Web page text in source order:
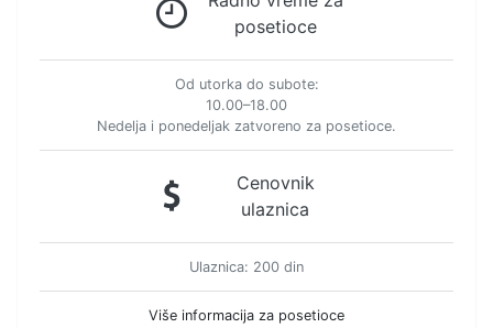
posetioce
Od utorka do subote:
10.00–18.00
Nedelja i ponedeljak zatvoreno za posetioce.
Cenovnik
ulaznica
Ulaznica: 200 din
Više informacija za posetioce